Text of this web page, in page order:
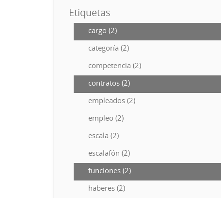
Etiquetas
cargo (2)
categoría (2)
competencia (2)
contratos (2)
empleados (2)
empleo (2)
escala (2)
escalafón (2)
funciones (2)
haberes (2)